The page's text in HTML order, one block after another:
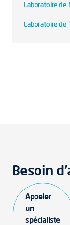
Laboratoire de
Laboratoire de
Besoin
Appeler
un
spécialiste